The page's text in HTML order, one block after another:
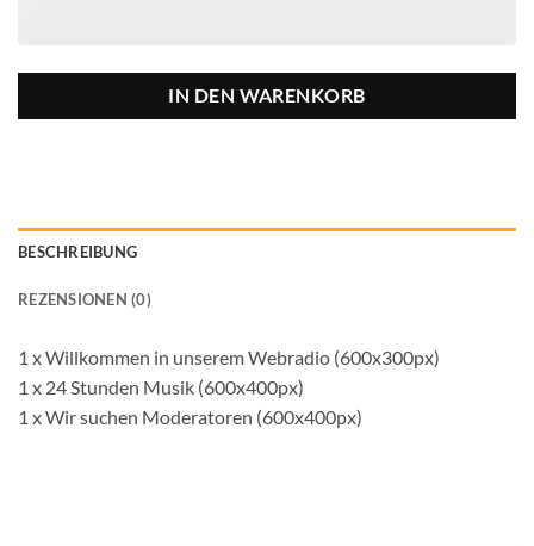
IN DEN WARENKORB
BESCHREIBUNG
REZENSIONEN (0)
1 x Willkommen in unserem Webradio (600x300px)
1 x 24 Stunden Musik (600x400px)
1 x Wir suchen Moderatoren (600x400px)